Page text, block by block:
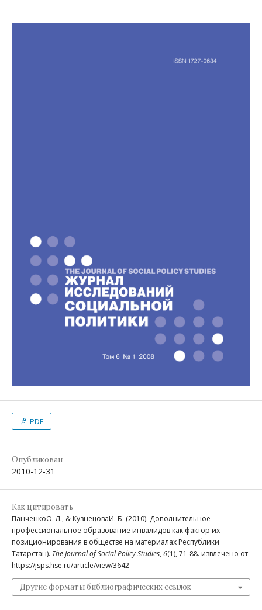
PDF
Опубликован
2010-12-31
Как цитировать
ПанченкоО. Л., & КузнецоваИ. Б. (2010). Дополнительное
профессиональное образование инвалидов как фактор их
позиционирования в обществе на материалах Республики
Татарстан). The Journal of Social Policy Studies, 6(1), 71-88. извлечено от
https://jsps.hse.ru/article/view/3642
Другие форматы библиографических ссылок